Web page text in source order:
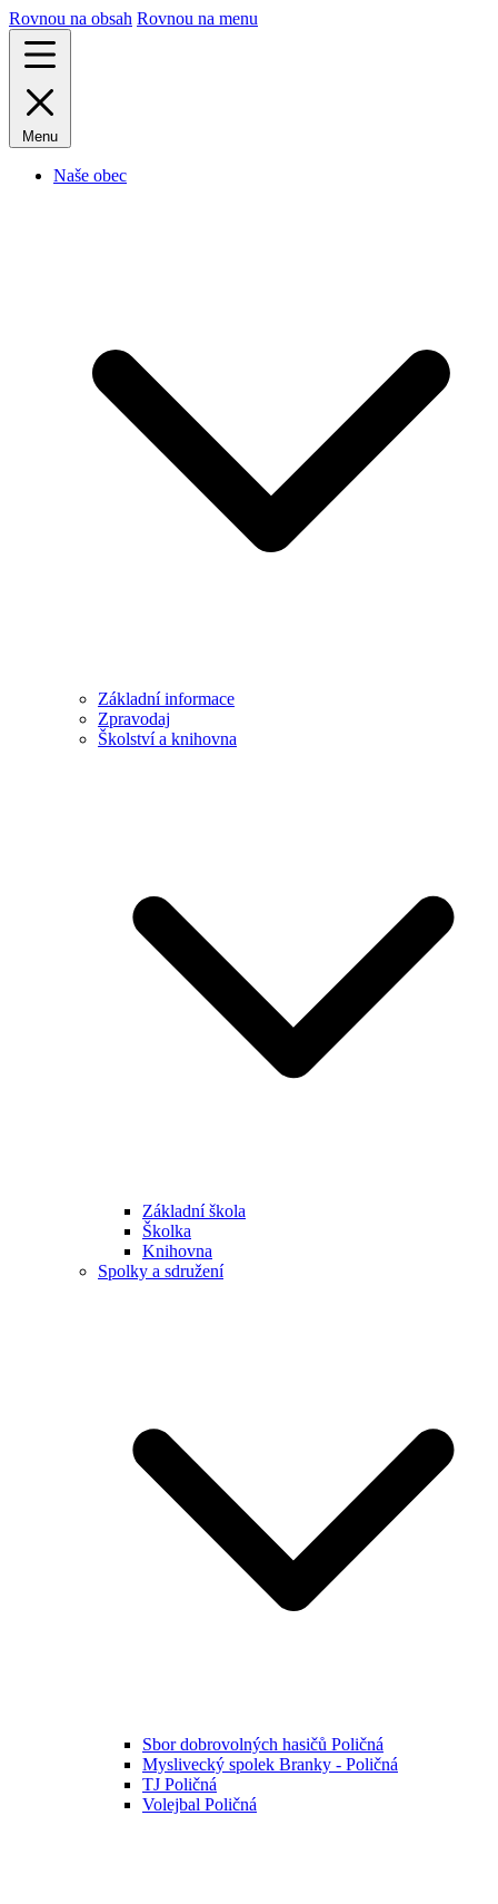
Rovnou na obsah Rovnou na menu
Menu
Naše obec
Základní informace
Zpravodaj
Školství a knihovna
Základní škola
Školka
Knihovna
Spolky a sdružení
Sbor dobrovolných hasičů Poličná
Myslivecký spolek Branky - Poličná
TJ Poličná
Volejbal Poličná